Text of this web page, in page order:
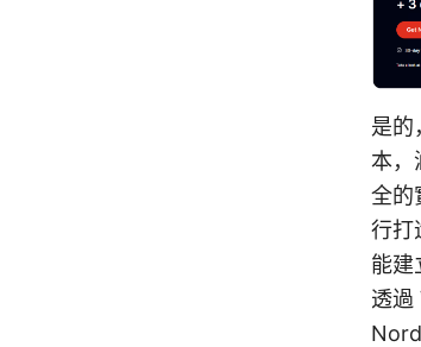
是的
本，
全的
行打
能建
透過